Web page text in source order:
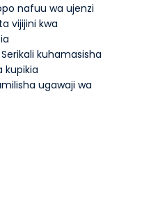
nafuu wa ujenzi
vijijini kwa
kuhamasisha
kupikia
ugawaji wa